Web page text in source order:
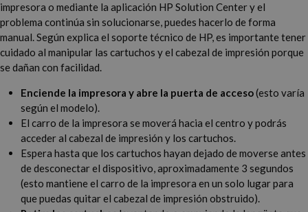
impresora o mediante la aplicación HP Solution Center y el
problema continúa sin solucionarse, puedes hacerlo de forma
manual. Según explica el soporte técnico de HP, es importante tener
cuidado al manipular las cartuchos y el cabezal de impresión porque
se dañan con facilidad.
Enciende la impresora y abre la puerta de acceso(esto varía
según el modelo).
El carro de la impresora se moverá hacia el centro y podrás
acceder al cabezal de impresión y los cartuchos.
Espera hasta que los cartuchos hayan dejado de moverse antes
de desconectar el dispositivo, aproximadamente 3 segundos
(esto mantiene el carro de la impresora en un solo lugar para
que puedas quitar el cabezal de impresión obstruido).